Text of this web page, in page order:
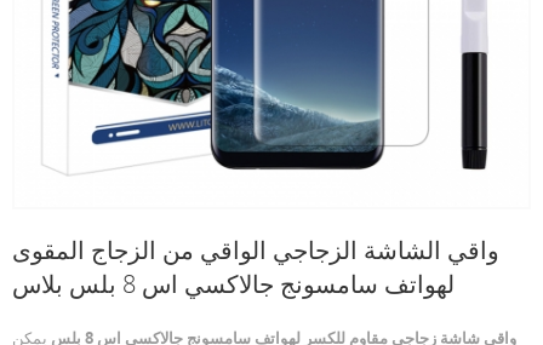
واقي الشاشة الزجاجي الواقي من الزجاج المقوى
لهواتف سامسونج جالاكسي اس 8 بلس بلاس
واقي شاشة زجاجي مقاوم للكسر لهواتف سامسونج جالاكسي اس 8 بلس
يمكن